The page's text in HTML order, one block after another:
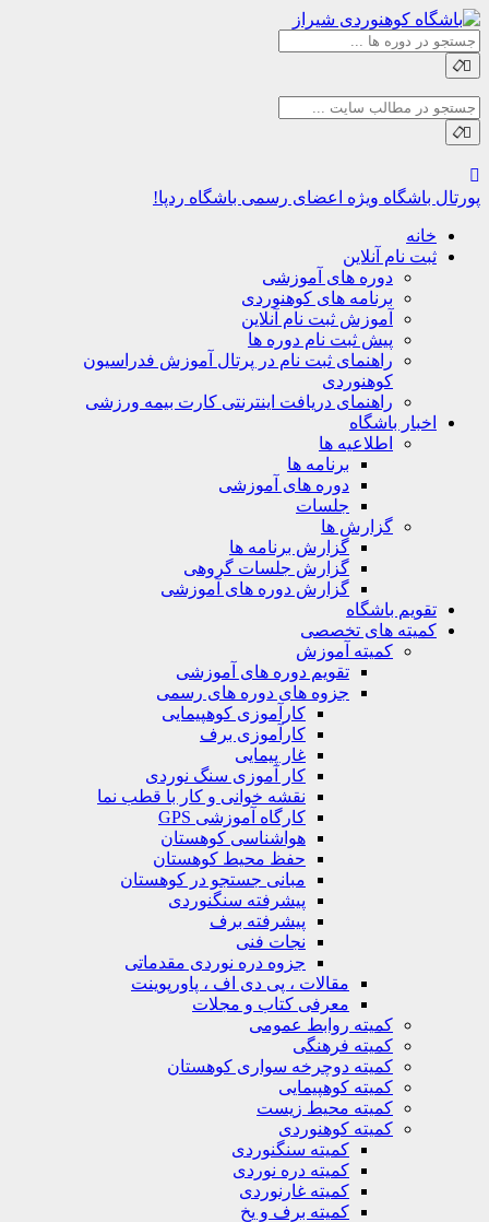
ویژه اعضای رسمی باشگاه ردپا!
نام آنلاین
دوره های آموزشی
برنامه های کوهنوردی
آموزش ثبت نام آنلاین
پیش ثبت نام دوره ها
راهنمای ثبت نام در پرتال آموزش فدراسیون
کوهنوردی
راهنمای دریافت اینترنتی کارت بیمه ورزشی
باشگاه
اطلاعیه ها
برنامه ها
دوره های آموزشی
جلسات
گزارش ها
گزارش برنامه ها
گزارش جلسات گروهی
گزارش دوره های آموزشی
باشگاه
های تخصصی
کمیته آموزش
تقویم دوره های آموزشی
جزوه های دوره های رسمی
کارآموزی کوهپیمایی
کارآموزی برف
غار پیمایی
کار آموزی سنگ نوردی
نقشه خوانی و کار با قطب نما
کارگاه آموزشی GPS
هواشناسی کوهستان
حفظ محیط کوهستان
مبانی جستجو در کوهستان
پیشرفته سنگنوردی
پیشرفته برف
نجات فنی
جزوه دره نوردی مقدماتی
مقالات ، پی دی اف ، پاورپوینت
معرفی کتاب و مجلات
کمیته روابط عمومی
کمیته فرهنگی
کمیته دوچرخه سواری کوهستان
کمیته کوهپیمایی
کمیته محیط زیست
کمیته کوهنوردی
کمیته سنگنوردی
کمیته دره نوردی
کمیته غارنوردی
کمیته برف و یخ